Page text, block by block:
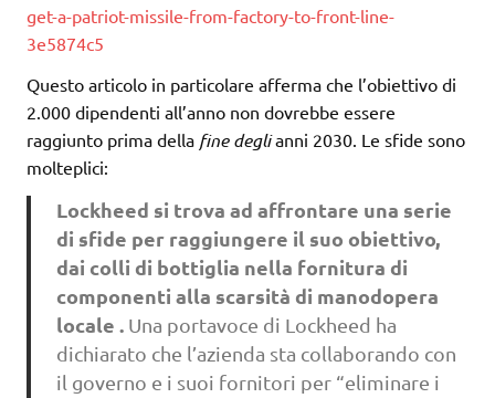
get-a-patriot-missile-from-factory-to-front-line-
3e5874c5
Questo articolo in particolare afferma che l’obiettivo di
2.000 dipendenti all’anno non dovrebbe essere
raggiunto prima della fine deglianni 2030. Le sfide sono
molteplici:
Lockheed si trova ad affrontare una serie
di sfide per raggiungere il suo obiettivo,
dai colli di bottiglia nella fornitura di
componenti alla scarsità di manodopera
locale .Una portavoce di Lockheed ha
dichiarato che l’azienda sta collaborando con
il governo e i suoi fornitori per “eliminare i